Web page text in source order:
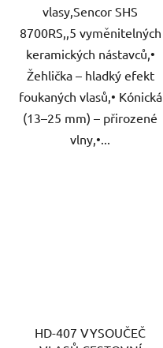
vlasy,Sencor SHS
8700RS,,5 vyměnitelných
keramických nástavců,•
Žehlička – hladký efekt
foukaných vlasů,• Kónická
(13–25 mm) – přirozené
vlny,•...
HD-407 VYSOUČEČ